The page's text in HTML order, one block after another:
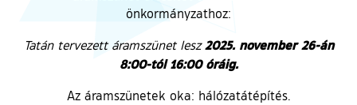
önkormányzathoz:
Tatán tervezett áramszünet lesz2025. november 26-án
8:00-tól 16:00 óráig.
Az áramszünetek oka: hálózatátépítés.